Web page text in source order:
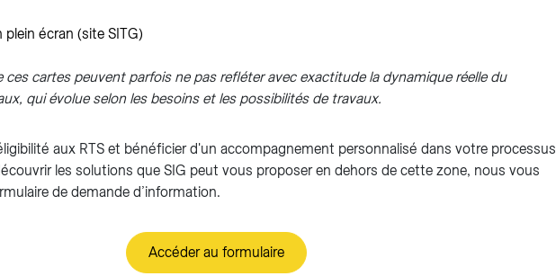
plein écran (site SITG)
ces cartes peuvent parfois ne pas refléter avec exactitude la dynamique réelle du
qui évolue selon les besoins et les possibilités de travaux.
aux RTS et bénéficier d'un accompagnement personnalisé dans votre processus
les solutions que SIG peut vous proposer en dehors de cette zone, nous vous
de demande d’information.
Accéder au formulaire